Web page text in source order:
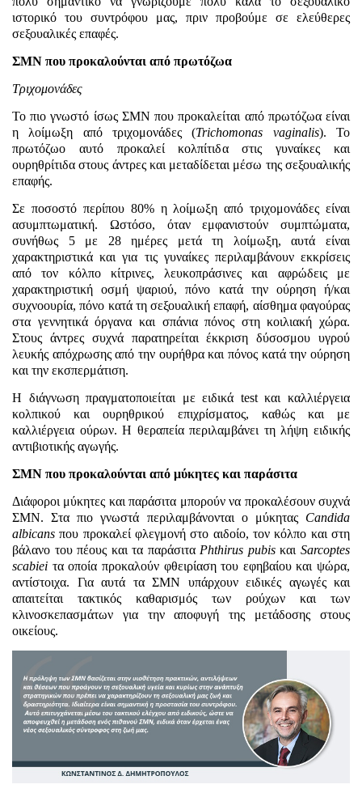
ιστορικό του συντρόφου μας, πριν προβούμε σε ελεύθερες
σεξουαλικές επαφές.
ΣΜΝ που προκαλούνται από πρωτόζωα
Τριχομονάδες
Το πιο γνωστό ίσως ΣΜΝ που προκαλείται από πρωτόζωα είναι
η λοίμωξη από τριχομονάδες (Trichomonas vaginalis). Το
πρωτόζωο αυτό προκαλεί κολπίτιδα στις γυναίκες και
ουρηθρίτιδα στους άντρες και μεταδίδεται μέσω της σεξουαλικής
επαφής.
Σε ποσοστό περίπου 80% η λοίμωξη από τριχομονάδες είναι
ασυμπτωματική. Ωστόσο, όταν εμφανιστούν συμπτώματα,
συνήθως 5 με 28 ημέρες μετά τη λοίμωξη, αυτά είναι
χαρακτηριστικά και για τις γυναίκες περιλαμβάνουν εκκρίσεις
από τον κόλπο κίτρινες, λευκοπράσινες και αφρώδεις με
χαρακτηριστική οσμή ψαριού, πόνο κατά την ούρηση ή/και
συχνοουρία, πόνο κατά τη σεξουαλική επαφή, αίσθημα φαγούρας
στα γεννητικά όργανα και σπάνια πόνος στη κοιλιακή χώρα.
Στους άντρες συχνά παρατηρείται έκκριση δύσοσμου υγρού
λευκής απόχρωσης από την ουρήθρα και πόνος κατά την ούρηση
και την εκσπερμάτιση.
Η διάγνωση πραγματοποιείται με ειδικά testκαι καλλιέργεια
κολπικού και ουρηθρικού επιχρίσματος, καθώς και με
καλλιέργεια ούρων. Η θεραπεία περιλαμβάνει τη λήψη ειδικής
αντιβιοτικής αγωγής.
ΣΜΝ που προκαλούνται από μύκητες και παράσιτα
Διάφοροι μύκητες και παράσιτα μπορούν να προκαλέσουν συχνά
ΣΜΝ. Στα πιο γνωστά περιλαμβάνονται ο μύκητας Candida
albicans που προκαλεί φλεγμονή στο αιδοίο, τον κόλπο και στη
βάλανο του πέους και τα παράσιτα Phthirus pubisκαιSarcoptes
scabiei τα οποία προκαλούν φθειρίαση του εφηβαίου και ψώρα,
αντίστοιχα. Για αυτά τα ΣΜΝ υπάρχουν ειδικές αγωγές και
απαιτείται τακτικός καθαρισμός των ρούχων και των
κλινοσκεπασμάτων για την αποφυγή της μετάδοσης στους
οικείους.